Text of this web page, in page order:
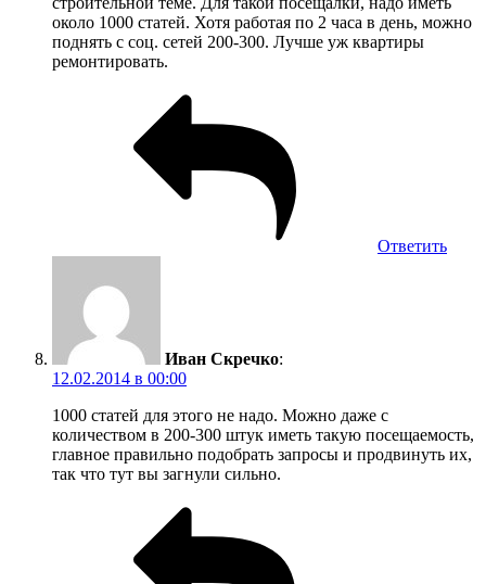
около 1000 статей. Хотя работая по 2 часа в день, можно
поднять с соц. сетей 200-300. Лучше уж квартиры
ремонтировать.
Ответить
Иван Скречко:
12.02.2014 в 00:00
1000 статей для этого не надо. Можно даже с
количеством в 200-300 штук иметь такую посещаемость,
главное правильно подобрать запросы и продвинуть их,
так что тут вы загнули сильно.